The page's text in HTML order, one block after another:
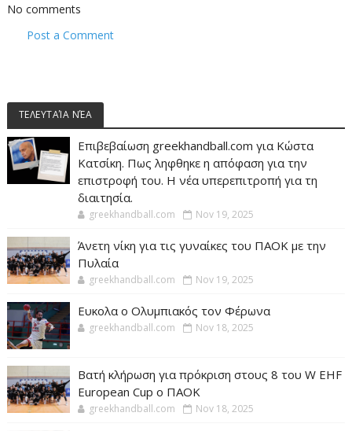
No comments
Post a Comment
ΤΕΛΕΥΤΑΊΑ ΝΈΑ
Επιβεβαίωση greekhandball.com για Κώστα
Κατσίκη. Πως ληφθηκε η απόφαση για την
επιστροφή του. Η νέα υπερεπιτροπή για τη
διαιτησία.
greekhandball.com Nov 19, 2025
Άνετη νίκη για τις γυναίκες του ΠΑΟΚ με την
Πυλαία
greekhandball.com Nov 19, 2025
Ευκολα ο Ολυμπιακός τον Φέρωνα
greekhandball.com Nov 18, 2025
Βατή κλήρωση για πρόκριση στους 8 του W EHF
European Cup ο ΠΑΟΚ
greekhandball.com Nov 18, 2025